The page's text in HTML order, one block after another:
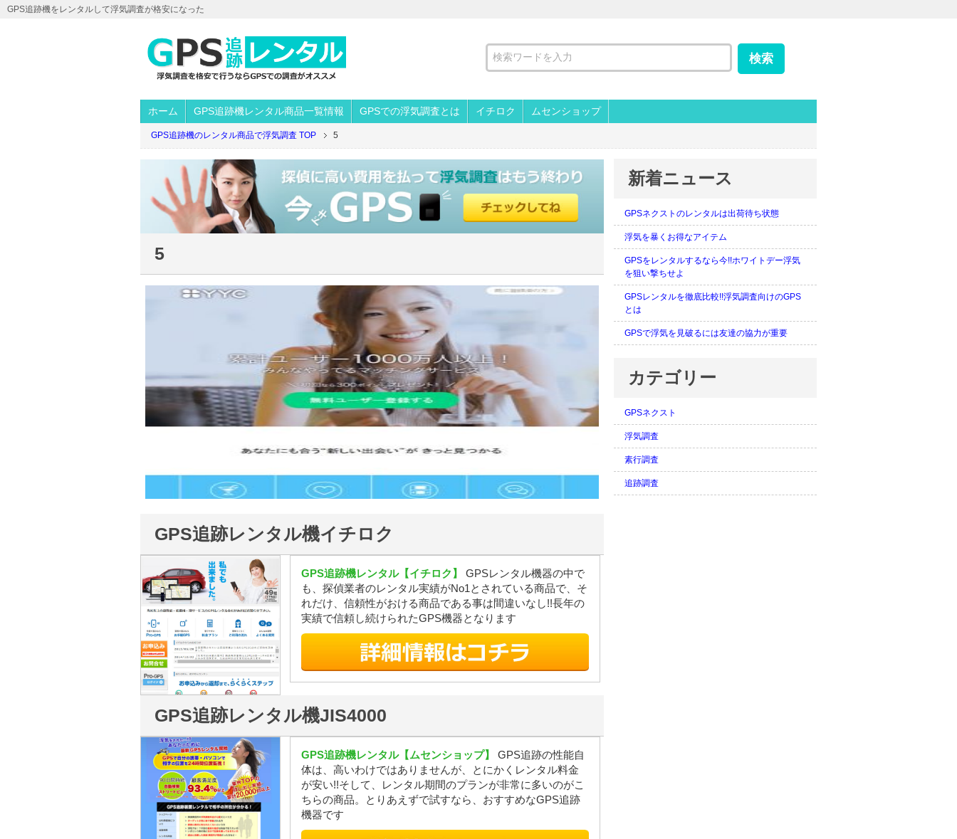
GPS追跡機をレンタルして浮気調査が格安になった
ホーム GPS追跡機レンタル商品一覧情報 GPSでの浮気調査とは イチロク ムセンショップ
GPS追跡機のレンタル商品で浮気調査 TOP 5
5
GPS追跡レンタル機イチロク
GPS追跡機レンタル【イチロク】
GPSレンタル機器の中で
も、探偵業者のレンタル実績がNo1とされている商品で、そ
れだけ、信頼性がおける商品である事は間違いなし!!長年の
実績で信頼し続けられたGPS機器となります
GPS追跡レンタル機JIS4000
GPS追跡機レンタル【ムセンショップ】
GPS追跡の性能自
体は、高いわけではありませんが、とにかくレンタル料金
が安い!!そして、レンタル期間のプランが非常に多いのがこ
ちらの商品。とりあえずで試すなら、おすすめなGPS追跡
機器です
新着ニュース
GPSネクストのレンタルは出荷待ち状態
浮気を暴くお得なアイテム
GPSをレンタルするなら今!!ホワイトデー浮気
を狙い撃ちせよ
GPSレンタルを徹底比較!!浮気調査向けのGPS
とは
GPSで浮気を見破るには友達の協力が重要
カテゴリー
GPSネクスト
浮気調査
素行調査
追跡調査